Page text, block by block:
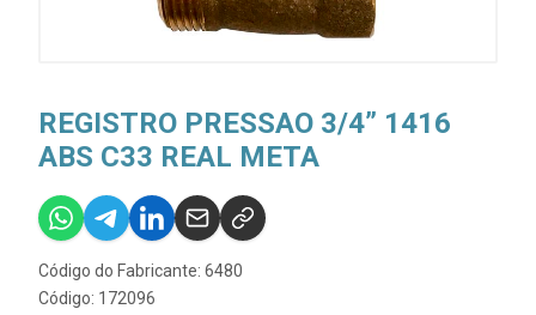
REGISTRO PRESSAO 3/4” 1416
ABS C33 REAL META
Código do Fabricante: 6480
Código: 172096